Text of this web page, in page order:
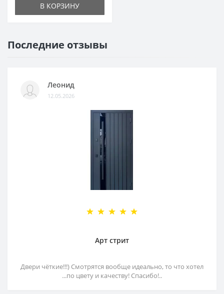
В КОРЗИНУ
Последние отзывы
Леонид
12.05.2026
Арт стрит
Двери чёткие!!!) Смотрятся вообще идеально, то что хотел
...по цвету и качеству! Спасибо!..